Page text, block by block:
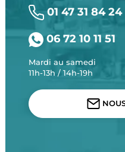
01 47 31 84 24
06 72 10 11 51
Mardi au samedi
11h-13h / 14h-19h